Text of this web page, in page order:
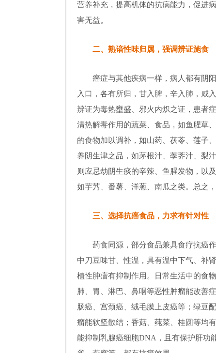
营养补充，提高机体的抗病能力，促进
害无益。
二、熟谙性味归属，强调辨证施食
癌症与其他疾病一样，病人都有阴阳
入口，各有所归，甘入脾，辛入肺，咸
辨证为毒热壅盛、邪火内炽之证，患者
清热解毒作用的蔬菜、食品，如鱼腥草
的食物加以调补，如山药、茯苓、莲子
养阴生津之品，如茅根汁、荸荠汁、梨
则应忌劫阴生痰的辛辣、鱼腥发物，以
如芋艿、番薯、洋葱、南瓜之类。总之
三、选择抗癌食品，力求有针对性
药食同源，部分食品兼具食疗抗癌作
中刀豆味甘、性温，具有温中下气、补
植性肿瘤有抑制作用。日常生活中的食
肺、胃、淋巴、鼻咽等恶性肿瘤能改善
肠癌、宫颈癌、绒毛膜上皮癌等；绿豆
瘤能软坚散结；香菇、莼菜、桂圆等均
能抑制乳腺癌细胞DNA，且有保护肝功